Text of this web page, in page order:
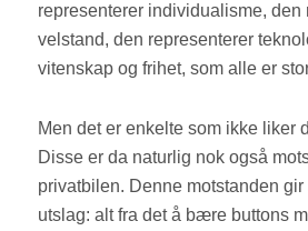
representerer individualisme, den
velstand, den representerer
vitenskap og frihet, som alle er
Men det er enkelte som ikke liker
Disse er da naturlig nok også
privatbilen. Denne motstanden
utslag: alt fra det å bære buttons